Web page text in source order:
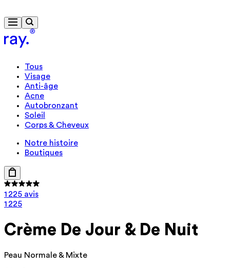
Tous
Visage
Anti-âge
Acne
Autobronzant
Soleil
Corps & Cheveux
Notre histoire
Boutiques
1 225 avis
1 225
Crème De Jour & De Nuit
Peau Normale & Mixte